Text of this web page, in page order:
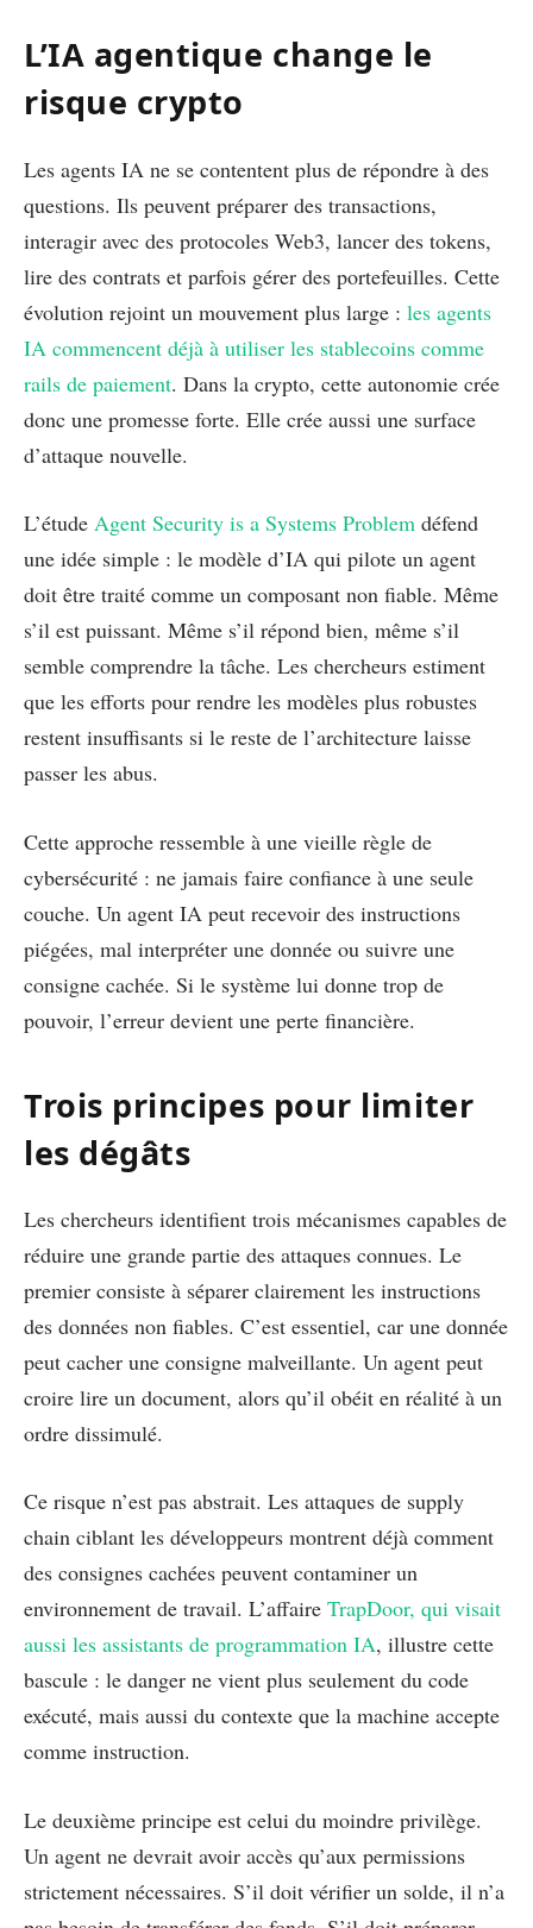
L’IA agentique change le
risque crypto
Les agents IA ne se contentent plus de répondre à des
questions. Ils peuvent préparer des transactions,
interagir avec des protocoles Web3, lancer des tokens,
lire des contrats et parfois gérer des portefeuilles. Cette
évolution rejoint un mouvement plus large : les agents
IA commencent déjà à utiliser les stablecoins comme
rails de paiement. Dans la crypto, cette autonomie crée
donc une promesse forte. Elle crée aussi une surface
d’attaque nouvelle.
L’étude Agent Security is a Systems Problem défend
une idée simple : le modèle d’IA qui pilote un agent
doit être traité comme un composant non fiable. Même
s’il est puissant. Même s’il répond bien, même s’il
semble comprendre la tâche. Les chercheurs estiment
que les efforts pour rendre les modèles plus robustes
restent insuffisants si le reste de l’architecture laisse
passer les abus.
Cette approche ressemble à une vieille règle de
cybersécurité : ne jamais faire confiance à une seule
couche. Un agent IA peut recevoir des instructions
piégées, mal interpréter une donnée ou suivre une
consigne cachée. Si le système lui donne trop de
pouvoir, l’erreur devient une perte financière.
Trois principes pour limiter
les dégâts
Les chercheurs identifient trois mécanismes capables de
réduire une grande partie des attaques connues. Le
premier consiste à séparer clairement les instructions
des données non fiables. C’est essentiel, car une donnée
peut cacher une consigne malveillante. Un agent peut
croire lire un document, alors qu’il obéit en réalité à un
ordre dissimulé.
Ce risque n’est pas abstrait. Les attaques de supply
chain ciblant les développeurs montrent déjà comment
des consignes cachées peuvent contaminer un
environnement de travail. L’affaire TrapDoor, qui visait
aussi les assistants de programmation IA, illustre cette
bascule : le danger ne vient plus seulement du code
exécuté, mais aussi du contexte que la machine accepte
comme instruction.
Le deuxième principe est celui du moindre privilège.
Un agent ne devrait avoir accès qu’aux permissions
strictement nécessaires. S’il doit vérifier un solde, il n’a